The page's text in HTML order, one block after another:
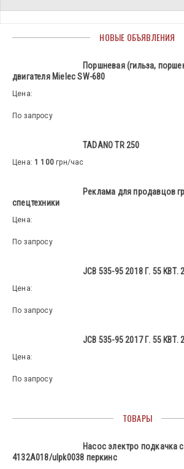
НОВЫЕ ОБЪЯВЛЕНИЯ
Поршневая (гильза,
двигателя Mielec SW-680
Цена:
По запросу
TADANO TR 250
Цена:1 100 грн/час
Реклама для продавцов
спецтехники
Цена:
По запросу
JCB 535-95 2018 Г. 55
Цена:
По запросу
JCB 535-95 2017 Г. 55
Цена:
По запросу
ТОВАРЫ
Насос электро подкачка
4132А018/ulpk0038 перкинс